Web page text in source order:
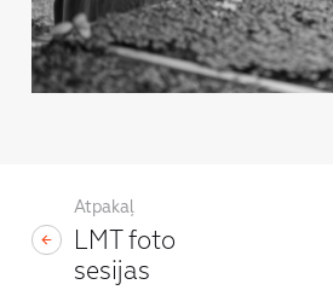
Atpakaļ
LMT foto
sesijas